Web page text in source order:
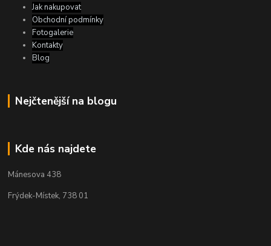
Jak nakupovat
Obchodní podmínky
Fotogalerie
Kontakty
Blog
Nejčtenější na blogu
Kde nás najdete
Mánesova 438
Frýdek-Místek, 738 01